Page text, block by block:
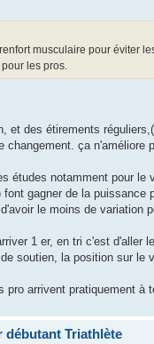
musculaire pour éviter
les pros.
et des étirements
changement. ça
études notamment pour
gagner de la
le moins de variation
1 er, en tri c'est d'aller
soutien, la position sur le
pro arrivent pratiquement à
débutant Triathlète